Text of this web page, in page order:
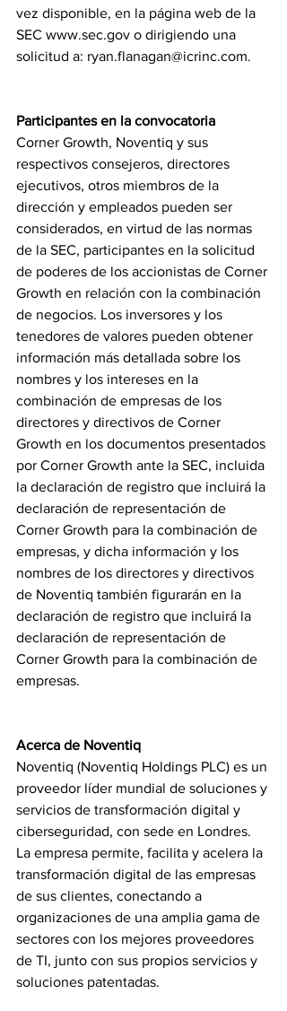
vez disponible, en la página web de la
SEC www.sec.gov o dirigiendo una
solicitud a: ryan.flanagan@icrinc.com.
Participantes en la convocatoria
Corner Growth, Noventiq y sus
respectivos consejeros, directores
ejecutivos, otros miembros de la
dirección y empleados pueden ser
considerados, en virtud de las normas
de la SEC, participantes en la solicitud
de poderes de los accionistas de Corner
Growth en relación con la combinación
de negocios. Los inversores y los
tenedores de valores pueden obtener
información más detallada sobre los
nombres y los intereses en la
combinación de empresas de los
directores y directivos de Corner
Growth en los documentos presentados
por Corner Growth ante la SEC, incluida
la declaración de registro que incluirá la
declaración de representación de
Corner Growth para la combinación de
empresas, y dicha información y los
nombres de los directores y directivos
de Noventiq también figurarán en la
declaración de registro que incluirá la
declaración de representación de
Corner Growth para la combinación de
empresas.
Acerca de Noventiq
Noventiq (Noventiq Holdings PLC) es un
proveedor líder mundial de soluciones y
servicios de transformación digital y
ciberseguridad, con sede en Londres.
La empresa permite, facilita y acelera la
transformación digital de las empresas
de sus clientes, conectando a
organizaciones de una amplia gama de
sectores con los mejores proveedores
de TI, junto con sus propios servicios y
soluciones patentadas.